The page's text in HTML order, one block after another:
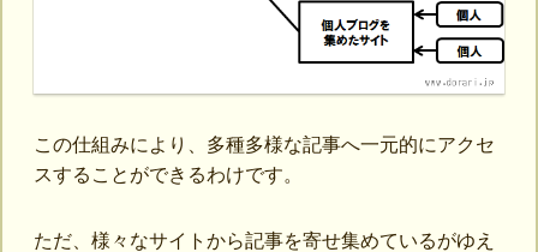
この仕組みにより、多種多様な記事へ一元的にアクセ
スすることができるわけです。
ただ、様々なサイトから記事を寄せ集めているがゆえ